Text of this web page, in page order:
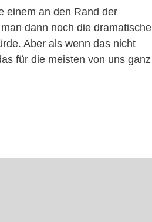
einem an den Rand der
dann noch die dramatische
Aber als wenn das nicht
für die meisten von uns ganz